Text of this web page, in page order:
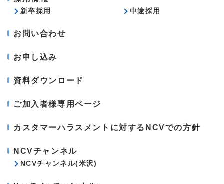
新卒採用 中途採用
お問い合わせ
お申し込み
資料ダウンロード
ご加入者様専用ページ
カスタマーハラスメントに対するNCVでの方針
NCVチャンネル
NCVチャンネル(米沢)